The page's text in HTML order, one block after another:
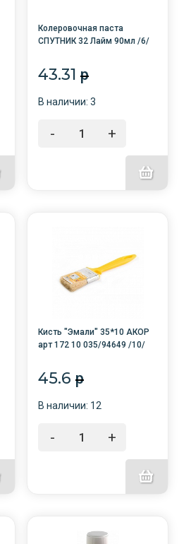
Колеровочная паста
СПУТНИК 32 Лайм 90мл /6/
43.31p
В наличии: 3
- +
Кисть "Эмали" 35*10 АКОР
арт 172 10 035/94649 /10/
45.6p
В наличии: 12
- +